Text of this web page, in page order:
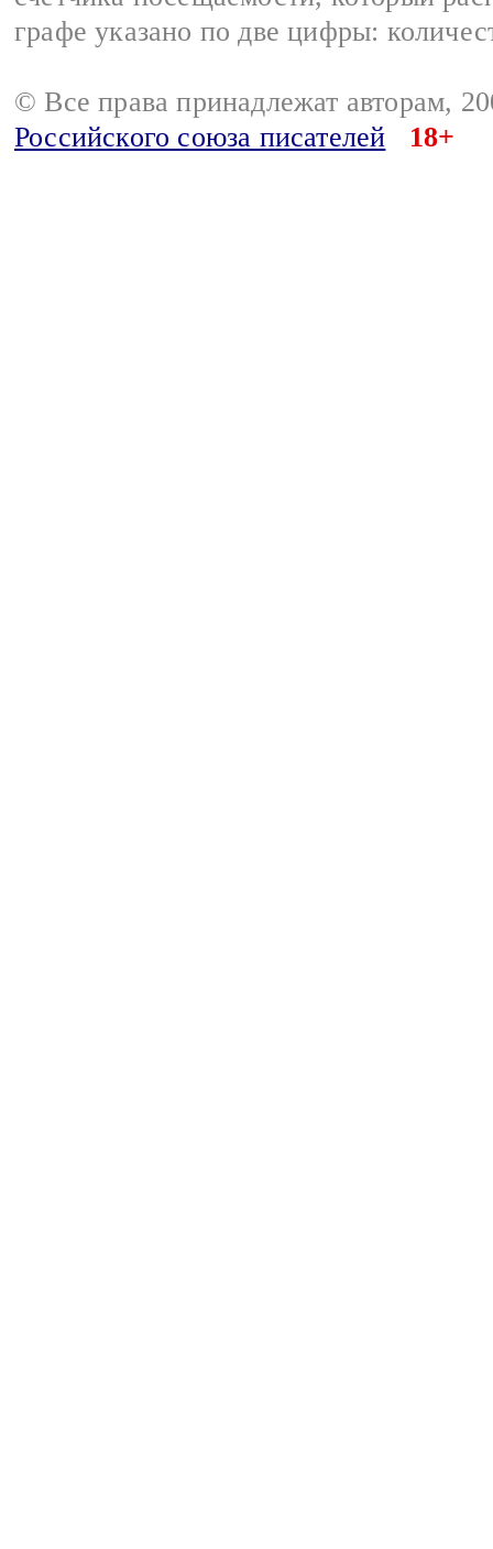
графе указано по две цифры:
© Все права принадлежат авторам,
Российского союза писателей
18+